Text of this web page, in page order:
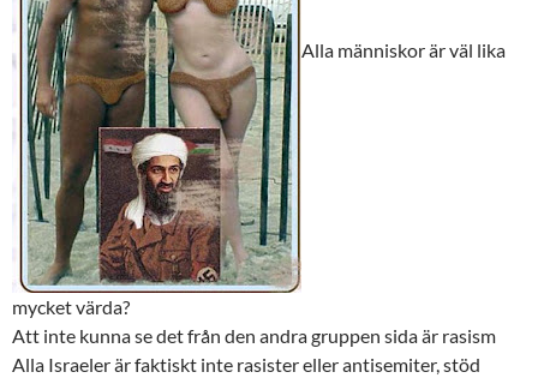
Alla människor är väl lika
mycket värda?
Att inte kunna se det från den andra gruppen sida är rasism
Alla Israeler är faktiskt inte rasister eller antisemiter, stöd